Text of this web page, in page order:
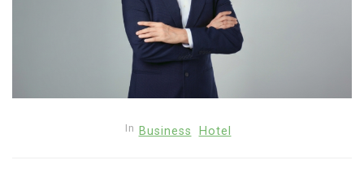
In Business Hotel